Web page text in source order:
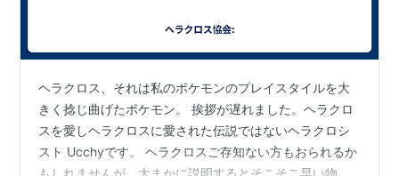
ヘラクロス、それは私のポケモンのプレイスタイルを大
きく捻じ曲げたポケモン。 挨拶が遅れました。ヘラクロ
スを愛しヘラクロスに愛された伝説ではないヘラクロシ
スト Ucchyです。 ヘラクロスご存知ない方もおられるか
もしれませんが、大まかに説明するとそこそこ早い物理